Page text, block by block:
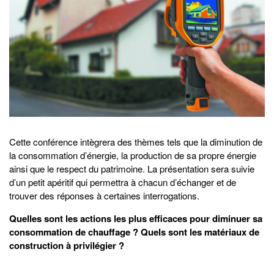
Cette conférence intègrera des thèmes tels que la diminution de
la consommation d’énergie, la production de sa propre énergie
ainsi que le respect du patrimoine. La présentation sera suivie
d’un petit apéritif qui permettra à chacun d’échanger et de
trouver des réponses à certaines interrogations.
Quelles sont les actions les plus efficaces pour diminuer sa
consommation de chauffage ? Quels sont les matériaux de
construction à privilégier ?